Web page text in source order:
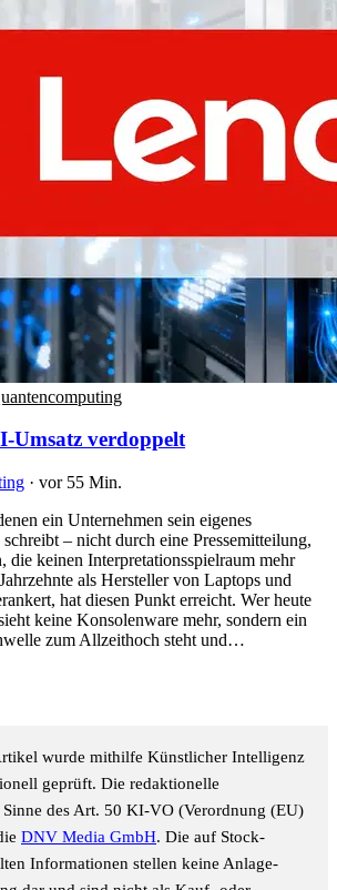
Umsatz verdoppelt
· vor 55 Min.
ein Unternehmen sein eigenes
schreibt – nicht durch eine Pressemitteilung,
die keinen Interpretationsspielraum mehr
als Hersteller von Laptops und
hat diesen Punkt erreicht. Wer heute
keine Konsolenware mehr, sondern ein
zum Allzeithoch steht und…
wurde mithilfe Künstlicher Intelligenz
geprüft. Die redaktionelle
des Art. 50 KI-VO (Verordnung (EU)
DNV Media GmbH. Die auf Stock-
Informationen stellen keine Anlage-